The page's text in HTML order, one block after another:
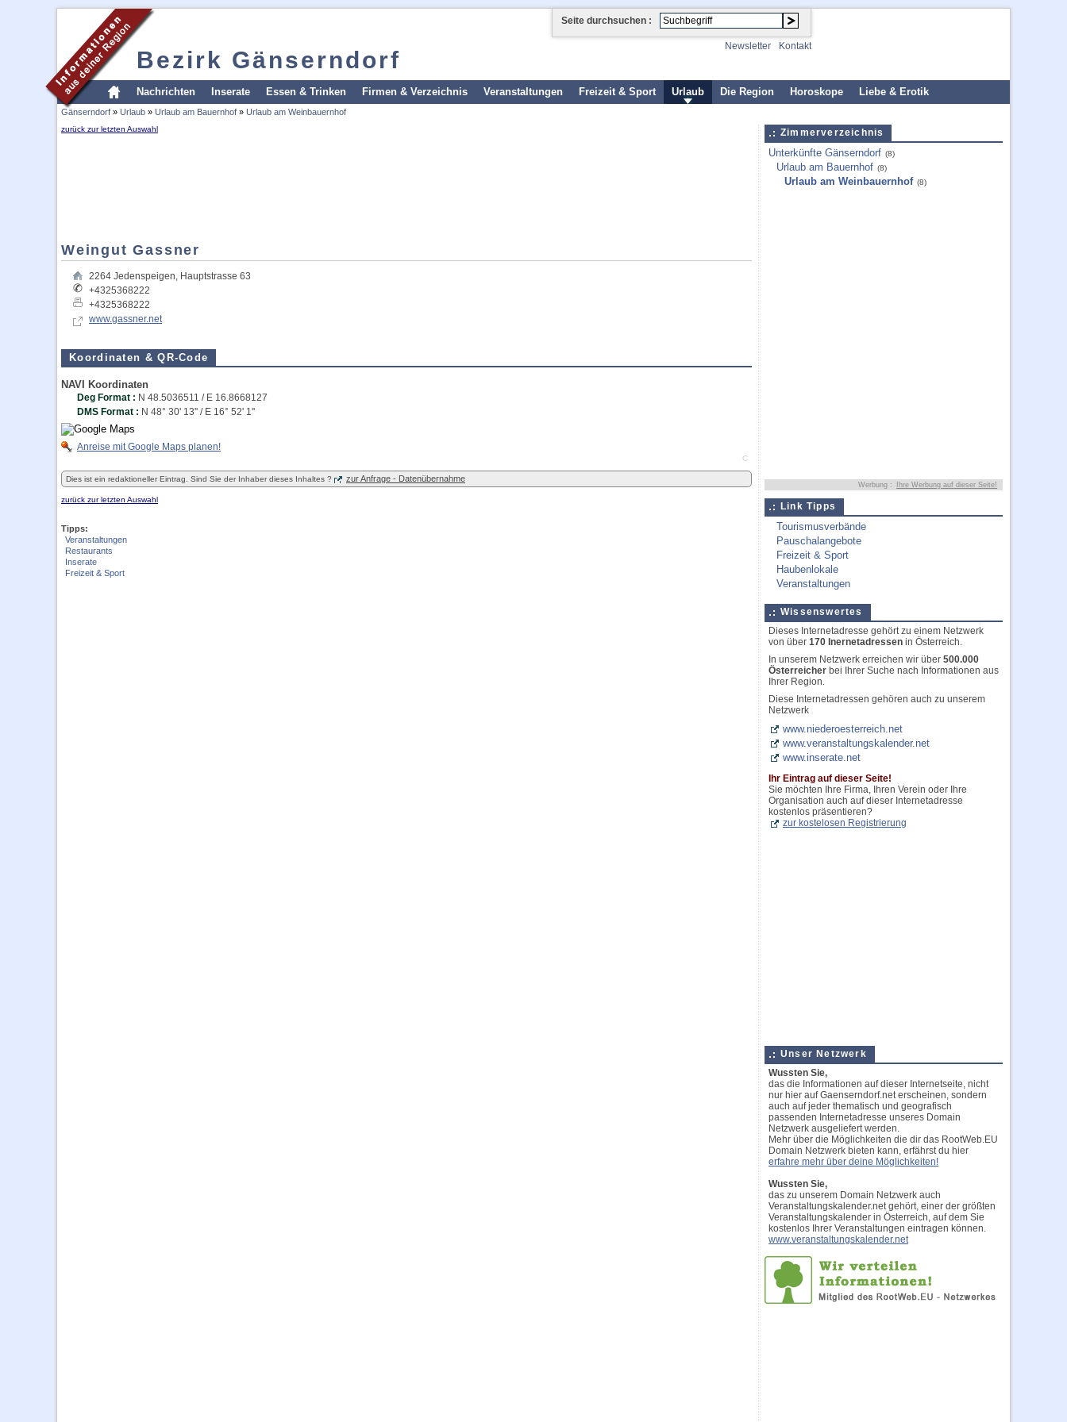
Bezirk Gänserndorf
Seite durchsuchen :
Newsletter Kontakt
Nachrichten Inserate Essen & Trinken Firmen & Verzeichnis Veranstaltungen Freizeit & Sport Urlaub Die Region Horoskope Liebe & Erotik
Gänserndorf » Urlaub » Urlaub am Bauernhof » Urlaub am Weinbauernhof
zurück zur letzten Auswahl
Weingut Gassner
2264 Jedenspeigen, Hauptstrasse 63
+4325368222
+4325368222
www.gassner.net
Koordinaten & QR-Code
NAVI Koordinaten
Deg Format : N 48.5036511 / E 16.8668127
DMS Format : N 48° 30' 13'' / E 16° 52' 1''
Anreise mit Google Maps planen!
C
Dies ist ein redaktioneller Eintrag. Sind Sie der Inhaber dieses Inhaltes ? zur Anfrage - Datenübernahme
zurück zur letzten Auswahl
Tipps:
Veranstaltungen
Restaurants
Inserate
Freizeit & Sport
Zimmerverzeichnis
Unterkünfte Gänserndorf (8)
Urlaub am Bauernhof (8)
Urlaub am Weinbauernhof (8)
Werbung : Ihre Werbung auf dieser Seite!
Link Tipps
Tourismusverbände
Pauschalangebote
Freizeit & Sport
Haubenlokale
Veranstaltungen
Wissenswertes
Dieses Internetadresse gehört zu einem Netzwerk
von über 170 Inernetadressen in Österreich.
In unserem Netzwerk erreichen wir über 500.000
Österreicher bei Ihrer Suche nach Informationen aus
Ihrer Region.
Diese Internetadressen gehören auch zu unserem
Netzwerk
www.niederoesterreich.net
www.veranstaltungskalender.net
www.inserate.net
Ihr Eintrag auf dieser Seite!
Sie möchten Ihre Firma, Ihren Verein oder Ihre
Organisation auch auf dieser Internetadresse
kostenlos präsentieren?
zur kostelosen Registrierung
Unser Netzwerk
Wussten Sie,
das die Informationen auf dieser Internetseite, nicht
nur hier auf Gaenserndorf.net erscheinen, sondern
auch auf jeder thematisch und geografisch
passenden Internetadresse unseres Domain
Netzwerk ausgeliefert werden.
Mehr über die Möglichkeiten die dir das RootWeb.EU
Domain Netzwerk bieten kann, erfährst du hier
erfahre mehr über deine Möglichkeiten!
Wussten Sie,
das zu unserem Domain Netzwerk auch
Veranstaltungskalender.net gehört, einer der größten
Veranstaltungskalender in Österreich, auf dem Sie
kostenlos Ihrer Veranstaltungen eintragen können.
www.veranstaltungskalender.net